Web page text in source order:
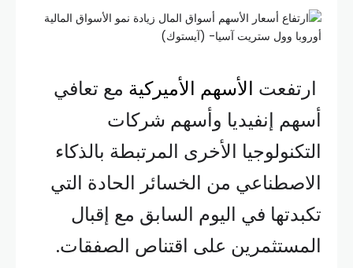
ارتفعت الأسهم الأميركية مع تعافي
أسهم إنفيديا وأسهم شركات
التكنولوجيا الأخرى المرتبطة بالذكاء
الاصطناعي من الخسائر الحادة التي
تكبدتها في اليوم السابق مع إقبال
المستثمرين على اقتناص الصفقات.